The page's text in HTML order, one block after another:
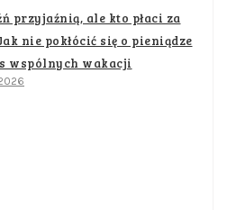
przyjaźnią, ale kto płaci za
nie pokłócić się o pieniądze
wspólnych wakacji